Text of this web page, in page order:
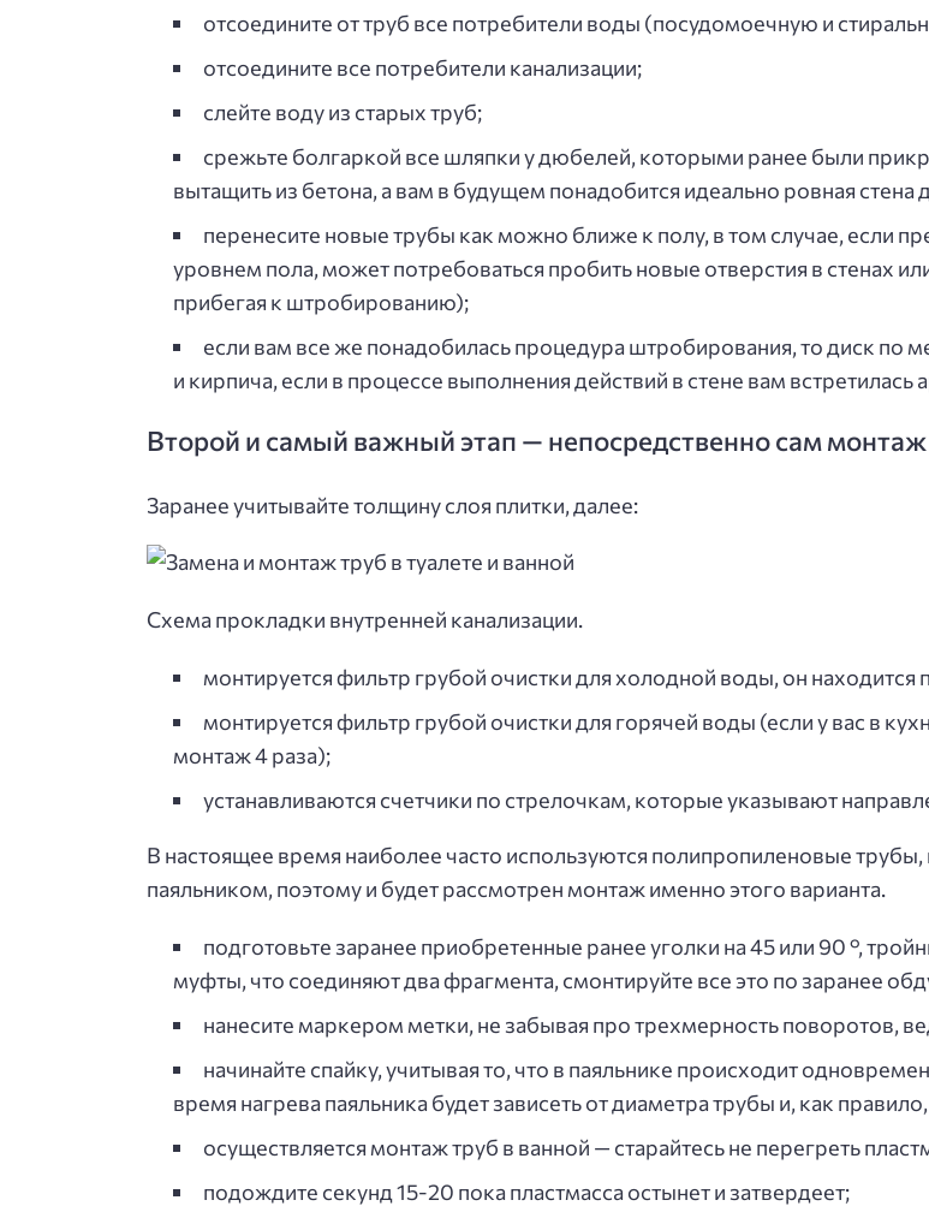
отсоедините от труб все потребители воды (посудомоечную и
отсоедините все потребители канализации;
слейте воду из старых труб;
срежьте болгаркой все шляпки у дюбелей, которыми ранее были
вытащить из бетона, а вам в будущем понадобится идеально ровная стена
перенесите новые трубы как можно ближе к полу, в том случае, если
уровнем пола, может потребоваться пробить новые отверстия в стенах
прибегая к штробированию);
если вам все же понадобилась процедура штробирования, то диск по
и кирпича, если в процессе выполнения действий в стене вам
Второй и самый важный этап — непосредственно сам
Заранее учитывайте толщину слоя плитки, далее:
Схема прокладки внутренней канализации.
монтируется фильтр грубой очистки для холодной воды, он находится
монтируется фильтр грубой очистки для горячей воды (если у вас в
монтаж 4 раза);
устанавливаются счетчики по стрелочкам, которые указывают
В настоящее время наиболее часто используются полипропиленовые
паяльником, поэтому и будет рассмотрен монтаж именно этого варианта.
подготовьте заранее приобретенные ранее уголки на 45 или 90 °,
муфты, что соединяют два фрагмента, смонтируйте все это по заранее
нанесите маркером метки, не забывая про трехмерность поворотов,
начинайте спайку, учитывая то, что в паяльнике происходит
время нагрева паяльника будет зависеть от диаметра трубы и, как
осуществляется монтаж труб в ванной — старайтесь не перегреть
подождите секунд 15-20 пока пластмасса остынет и затвердеет;